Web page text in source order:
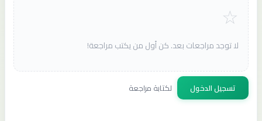
لا توجد مراجعات بعد. كن أول من يكتب مراجعة!
تسجيل الدخول لكتابة مراجعة